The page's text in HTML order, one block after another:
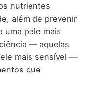
nutrientes
além de prevenir
uma pele mais
— aquelas
mais sensível —
que